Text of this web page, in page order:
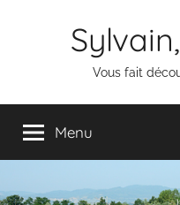
Vous fait
Menu